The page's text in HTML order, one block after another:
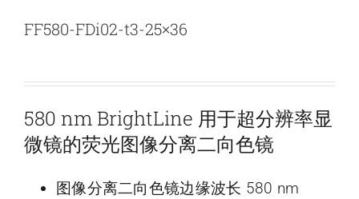
联系我们
FF580-FDi02-t3-25×36
580 nm BrightLine 用于超分辨率显
微镜的荧光图像分离二向色镜
图像分离二向色镜边缘波长 580 nm